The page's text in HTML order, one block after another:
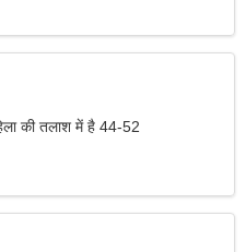
की तलाश में है 44-52